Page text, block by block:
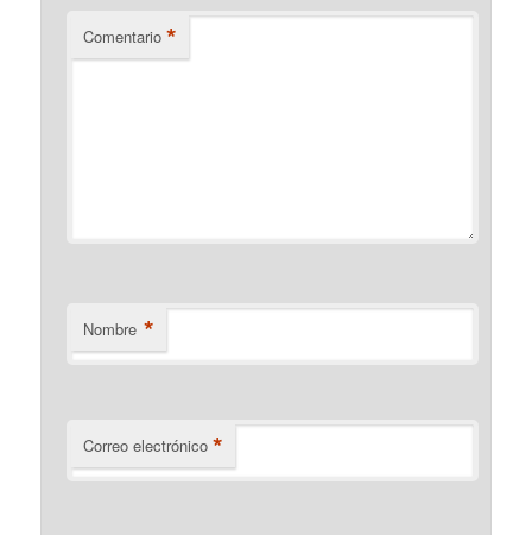
Comentario *
Nombre *
Correo electrónico *